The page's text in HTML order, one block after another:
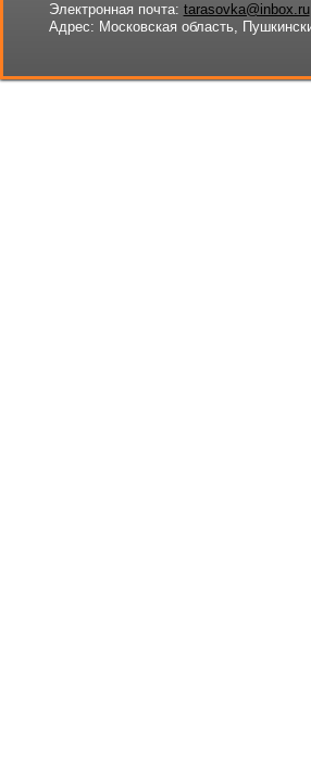
Электронная почта: tarasovka@inbox.ru
Адрес: Московская область,